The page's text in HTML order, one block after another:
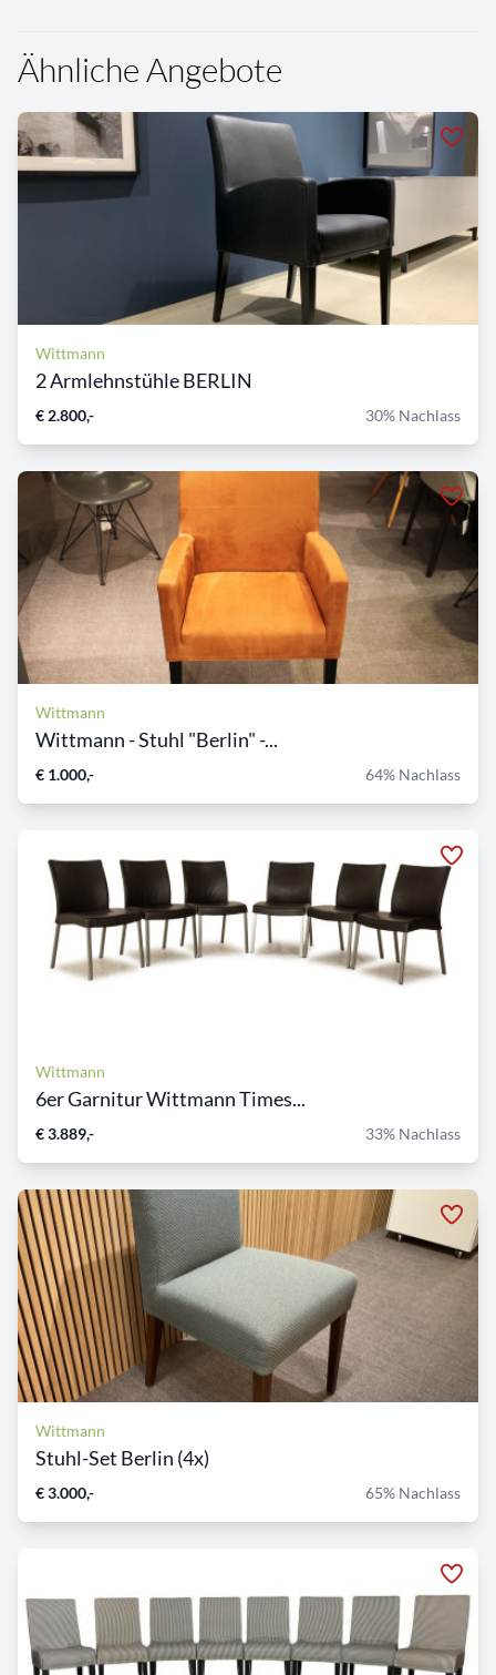
Ähnliche Angebote
Wittmann
2 Armlehnstühle BERLIN
€ 2.800,- 30% Nachlass
Wittmann
Wittmann - Stuhl "Berlin" -...
€ 1.000,- 64% Nachlass
Wittmann
6er Garnitur Wittmann Times...
€ 3.889,- 33% Nachlass
Wittmann
Stuhl-Set Berlin (4x)
€ 3.000,- 65% Nachlass